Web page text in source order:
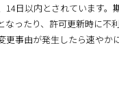
14日以内とされています。
なったり、許可更新時に不
更事由が発生したら速やか